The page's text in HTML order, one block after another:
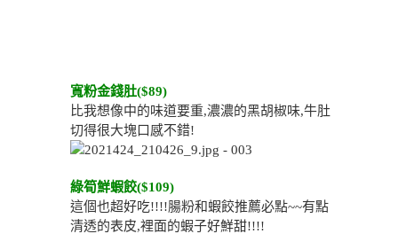
寬粉金錢肚($89)
比我想像中的味道要重,濃濃的黑胡椒味,牛肚
切得很大塊口感不錯!
綠筍鮮蝦餃($109)
這個也超好吃!!!!腸粉和蝦餃推薦必點~~有點
清透的表皮,裡面的蝦子好鮮甜!!!!